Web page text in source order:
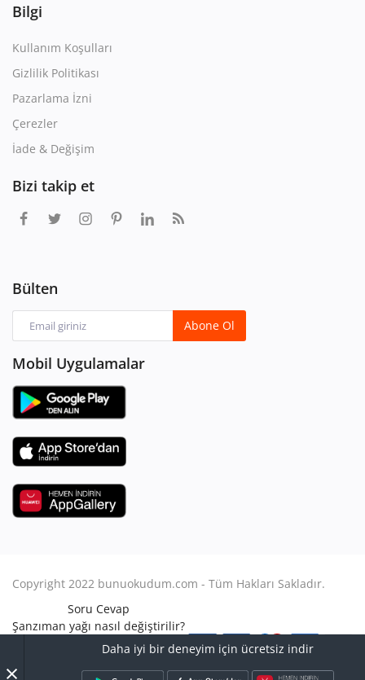
Daha iyi bir deneyim için ücretsiz indir
Bilgi
Kullanım Koşulları
Gizlilik Politikası
Pazarlama İzni
Çerezler
İade & Değişim
Bizi takip et
Bülten
Abone Ol
Mobil Uygulamalar
Copyright 2022 bunuokudum.com - Tüm Hakları Sakladır.
Soru Cevap
Şanzıman yağı nasıl değiştirilir?
Aile Hukuku
Avukat Nasıl Olunur?
Turbo arızası nasıl anlaşılır?